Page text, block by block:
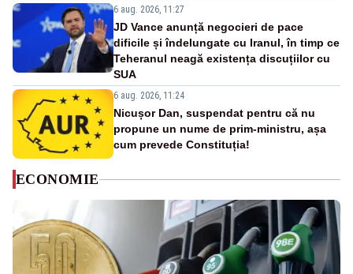
6 aug. 2026, 11:27
JD Vance anunță negocieri de pace
dificile și îndelungate cu Iranul, în timp ce
Teheranul neagă existența discuțiilor cu
SUA
6 aug. 2026, 11:24
Nicușor Dan, suspendat pentru că nu
propune un nume de prim-ministru, așa
cum prevede Constituția!
ECONOMIE